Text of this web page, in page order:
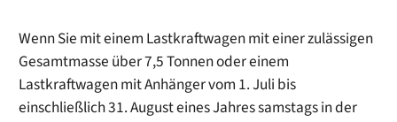
Wenn Sie mit einem Lastkraftwagen mit einer zulässigen
Gesamtmasse über 7,5 Tonnen oder einem
Lastkraftwagen mit Anhänger vom 1. Juli bis
einschließlich 31. August eines Jahres samstags in der